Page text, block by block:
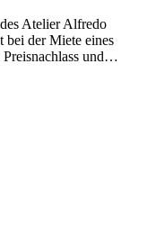
Atelier Alfredo
bei der Miete eines
Preisnachlass und…